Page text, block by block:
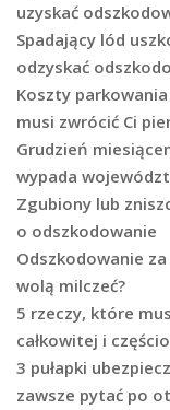
uzyskać
Spadający lód
odzyskać
Koszty
musi zwrócić Ci
Grudzień
wypada
Zgubiony lub
o odszkodowanie
Odszkodowanie
wolą milczeć?
5 rzeczy, które
całkowitej i
3 pułapki
zawsze pytać po